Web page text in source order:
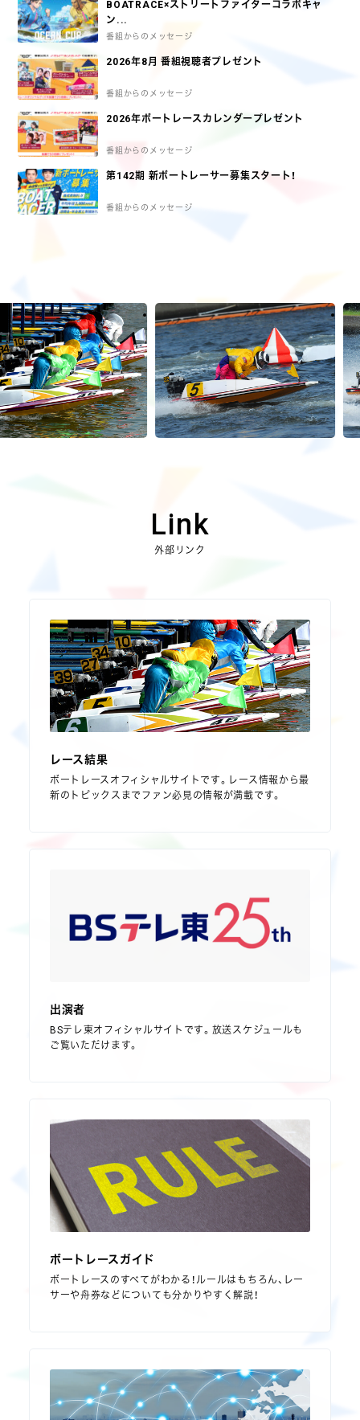
BOATRACE×ストリートファイターコラボキャ
ン...
番組からのメッセージ
2026年8月 番組視聴者プレゼント
番組からのメッセージ
2026年ボートレースカレンダープレゼント
番組からのメッセージ
第142期 新ボートレーサー募集スタート！
番組からのメッセージ
Link
外部リンク
レース結果
ボートレースオフィシャルサイトです。レース情報から最
新のトピックスまでファン必見の情報が満載です。
出演者
BSテレ東オフィシャルサイトです。放送スケジュールも
ご覧いただけます。
ボートレースガイド
ボートレースのすべてがわかる！ルールはもちろん、レー
サーや舟券などについても分かりやすく解説！